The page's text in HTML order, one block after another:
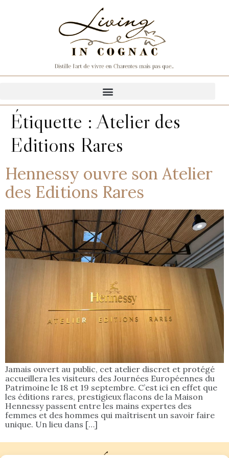
Étiquette :Atelier des
Editions Rares
Hennessy ouvre son Atelier
des Editions Rares
Jamais ouvert au public, cet atelier discret et protégé
accueillera les visiteurs des Journées Européennes du
Patrimoine le 18 et 19 septembre. C’est ici en effet que
les éditions rares, prestigieux flacons de la Maison
Hennessy passent entre les mains expertes des
femmes et des hommes qui maîtrisent un savoir faire
unique. Un lieu dans […]